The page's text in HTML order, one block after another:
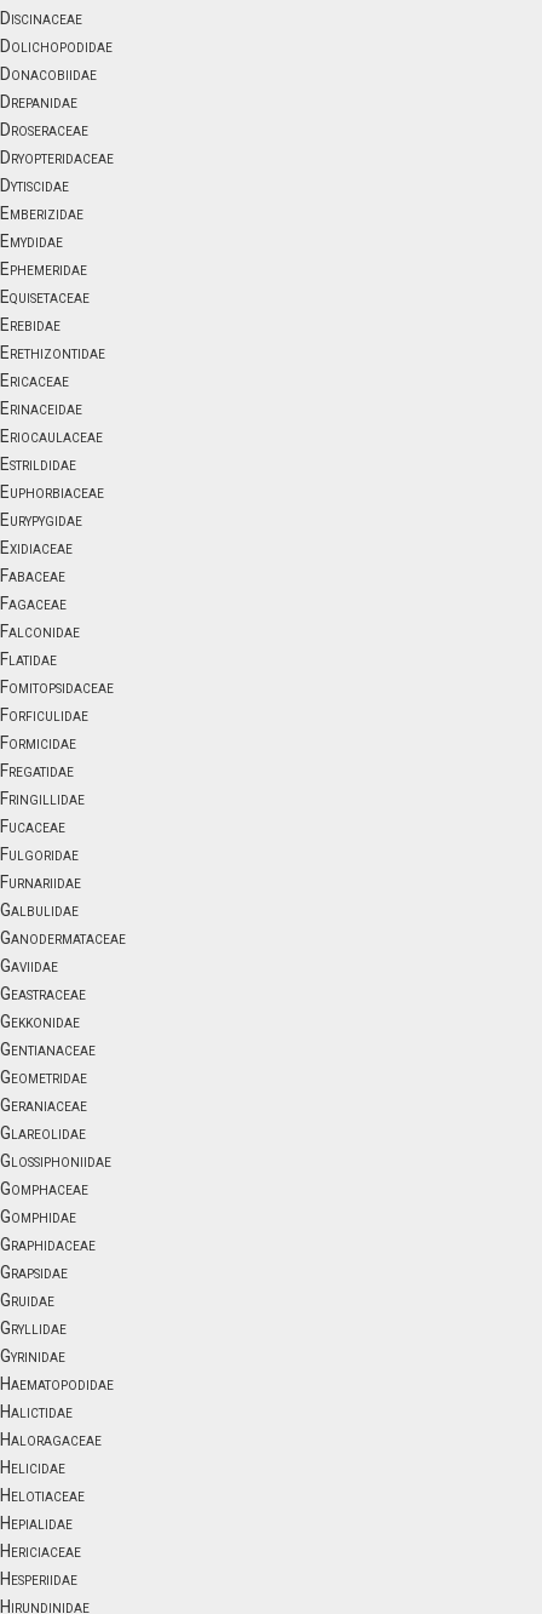
Discinaceae
Dolichopodidae
Donacobiidae
Drepanidae
Droseraceae
Dryopteridaceae
Dytiscidae
Emberizidae
Emydidae
Ephemeridae
Equisetaceae
Erebidae
Erethizontidae
Ericaceae
Erinaceidae
Eriocaulaceae
Estrildidae
Euphorbiaceae
Eurypygidae
Exidiaceae
Fabaceae
Fagaceae
Falconidae
Flatidae
Fomitopsidaceae
Forficulidae
Formicidae
Fregatidae
Fringillidae
Fucaceae
Fulgoridae
Furnariidae
Galbulidae
Ganodermataceae
Gaviidae
Geastraceae
Gekkonidae
Gentianaceae
Geometridae
Geraniaceae
Glareolidae
Glossiphoniidae
Gomphaceae
Gomphidae
Graphidaceae
Grapsidae
Gruidae
Gryllidae
Gyrinidae
Haematopodidae
Halictidae
Haloragaceae
Helicidae
Helotiaceae
Hepialidae
Hericiaceae
Hesperiidae
Hirundinidae